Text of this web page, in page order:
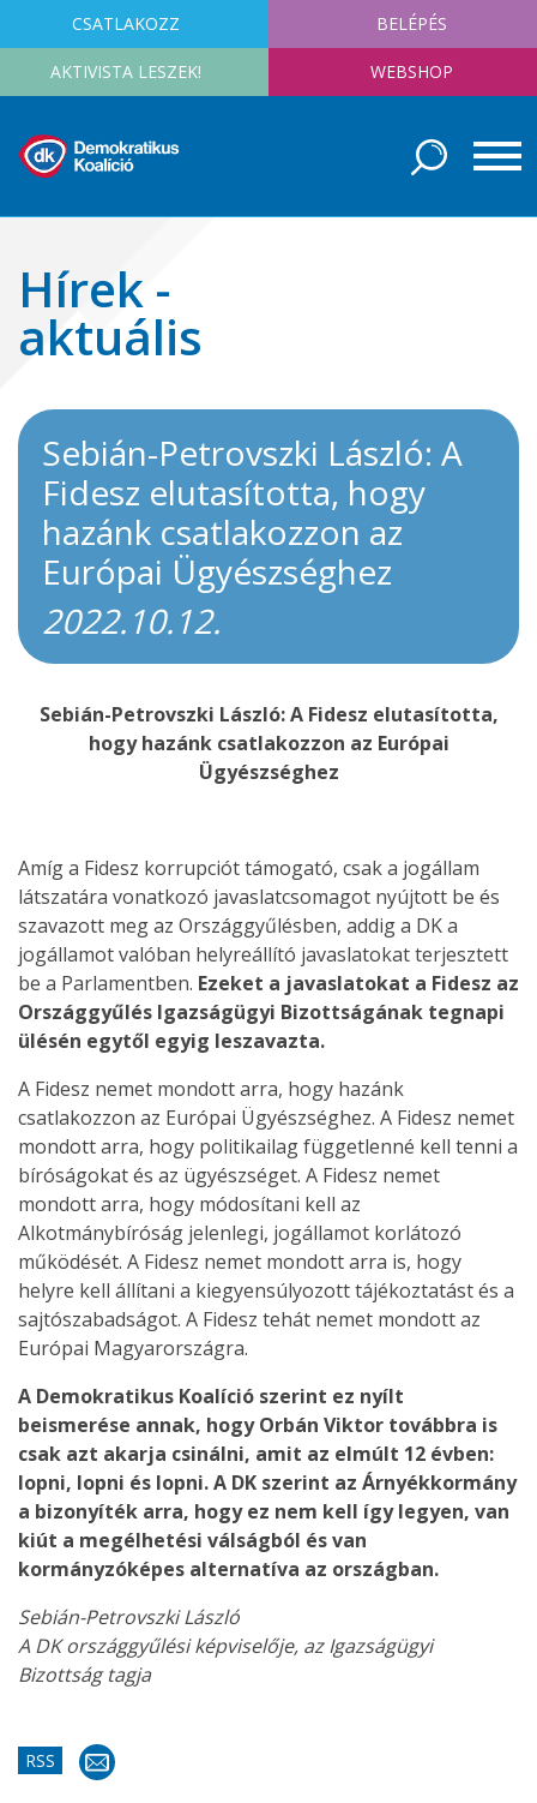
CSATLAKOZZ BELÉPÉS
AKTIVISTA LESZEK! WEBSHOP
Hírek -
aktuális
Sebián-Petrovszki László: A
Fidesz elutasította, hogy
hazánk csatlakozzon az
Európai Ügyészséghez
2022.10.12.
Sebián-Petrovszki László: A Fidesz elutasította,
hogy hazánk csatlakozzon az Európai
Ügyészséghez
Amíg a Fidesz korrupciót támogató, csak a jogállam
látszatára vonatkozó javaslatcsomagot nyújtott be és
szavazott meg az Országgyűlésben, addig a DK a
jogállamot valóban helyreállító javaslatokat terjesztett
be a Parlamentben. Ezeket a javaslatokat a Fidesz az
Országgyűlés Igazságügyi Bizottságának tegnapi
ülésén egytől egyig leszavazta.
A Fidesz nemet mondott arra, hogy hazánk
csatlakozzon az Európai Ügyészséghez. A Fidesz nemet
mondott arra, hogy politikailag függetlenné kell tenni a
bíróságokat és az ügyészséget. A Fidesz nemet
mondott arra, hogy módosítani kell az
Alkotmánybíróság jelenlegi, jogállamot korlátozó
működését. A Fidesz nemet mondott arra is, hogy
helyre kell állítani a kiegyensúlyozott tájékoztatást és a
sajtószabadságot. A Fidesz tehát nemet mondott az
Európai Magyarországra.
A Demokratikus Koalíció szerint ez nyílt
beismerése annak, hogy Orbán Viktor továbbra is
csak azt akarja csinálni, amit az elmúlt 12 évben:
lopni, lopni és lopni. A DK szerint az Árnyékkormány
a bizonyíték arra, hogy ez nem kell így legyen, van
kiút a megélhetési válságból és van
kormányzóképes alternatíva az országban.
Sebián-Petrovszki László
A DK országgyűlési képviselője, az Igazságügyi
Bizottság tagja
RSS